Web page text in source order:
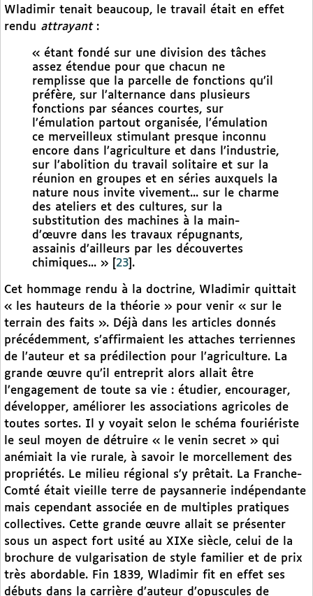
Wladimir tenait beaucoup, le travail était en effet
rendu attrayant:
« étant fondé sur une division des tâches
assez étendue pour que chacun ne
remplisse que la parcelle de fonctions qu’il
préfère, sur l’alternance dans plusieurs
fonctions par séances courtes, sur
l’émulation partout organisée, l’émulation
ce merveilleux stimulant presque inconnu
encore dans l’agriculture et dans l’industrie,
sur l’abolition du travail solitaire et sur la
réunion en groupes et en séries auxquels la
nature nous invite vivement... sur le charme
des ateliers et des cultures, sur la
substitution des machines à la main-
d’œuvre dans les travaux répugnants,
assainis d’ailleurs par les découvertes
chimiques... »
23 .
Cet hommage rendu à la doctrine, Wladimir quittait
« les hauteurs de la théorie » pour venir « sur le
terrain des faits ». Déjà dans les articles donnés
précédemment, s’affirmaient les attaches terriennes
de l’auteur et sa prédilection pour l’agriculture. La
grande œuvre qu’il entreprit alors allait être
l’engagement de toute sa vie : étudier, encourager,
développer, améliorer les associations agricoles de
toutes sortes. Il y voyait selon le schéma fouriériste
le seul moyen de détruire « le venin secret » qui
anémiait la vie rurale, à savoir le morcellement des
propriétés. Le milieu régional s’y prêtait. La Franche-
Comté était vieille terre de paysannerie indépendante
mais cependant associée en de multiples pratiques
collectives. Cette grande œuvre allait se présenter
sous un aspect fort usité au XIXe siècle, celui de la
brochure de vulgarisation de style familier et de prix
très abordable. Fin 1839, Wladimir fit en effet ses
débuts dans la carrière d’auteur d’opuscules de